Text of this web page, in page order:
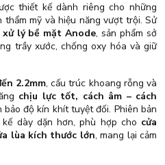
thiết kế dành riêng cho những
mỹ và hiệu năng vượt trội. Sử
lý bề mặt Anode, sản phẩm sở
trầy xước, chống oxy hóa và giữ
2.2mm, cấu trúc khoang rỗng và
chịu lực tốt, cách âm – cách
bảo độ kín khít tuyệt đối. Phiên bản
dày dặn hơn, phù hợp cho cửa
lùa kích thước lớn, mang lại cảm